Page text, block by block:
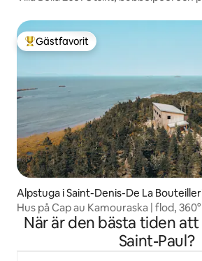
Populär gästfavorit
Gästfavorit
Alpstuga i Saint-Denis-De La
Hus på Cap au Kamouraska | flod,
När är den bästa tiden att
Saint-Paul?